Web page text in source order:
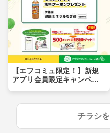
【エフコミュ限定！】新規
アプリ会員限定キャンペー
チラシ